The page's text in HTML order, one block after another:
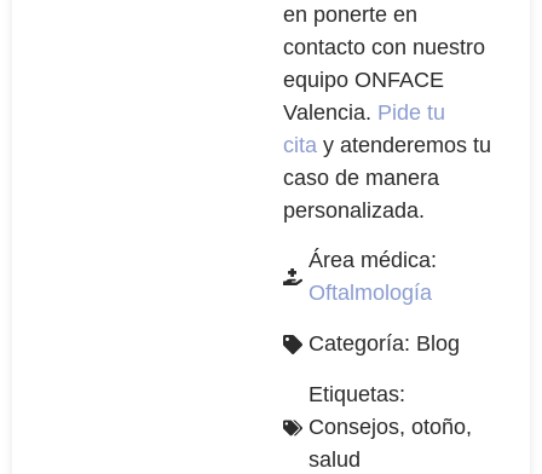
en ponerte en
contacto con nuestro
equipo ONFACE
Valencia. Pide tu
cita y atenderemos tu
caso de manera
personalizada.
Área médica:
Oftalmología
Categoría: Blog
Etiquetas:
Consejos, otoño,
salud